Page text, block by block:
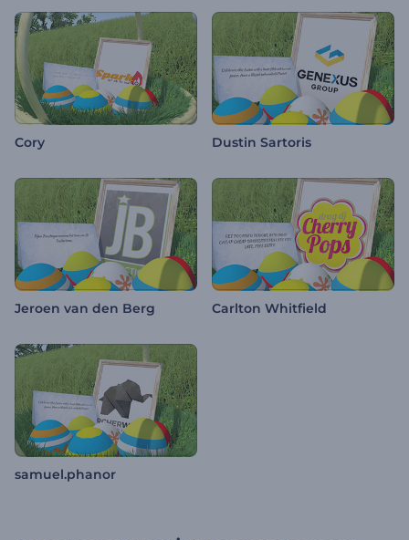
Cory Dustin Sartoris
Jeroen van den Berg Carlton Whitfield
samuel.phanor